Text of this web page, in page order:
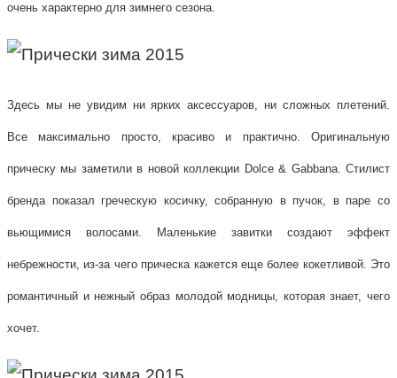
очень характерно для зимнего сезона.
Здесь мы не увидим ни ярких аксессуаров, ни сложных плетений.
Все максимально просто, красиво и практично. Оригинальную
прическу мы заметили в новой коллекции Dolce & Gabbana. Стилист
бренда показал греческую косичку, собранную в пучок, в паре со
вьющимися волосами. Маленькие завитки создают эффект
небрежности, из-за чего прическа кажется еще более кокетливой. Это
романтичный и нежный образ молодой модницы, которая знает, чего
хочет.